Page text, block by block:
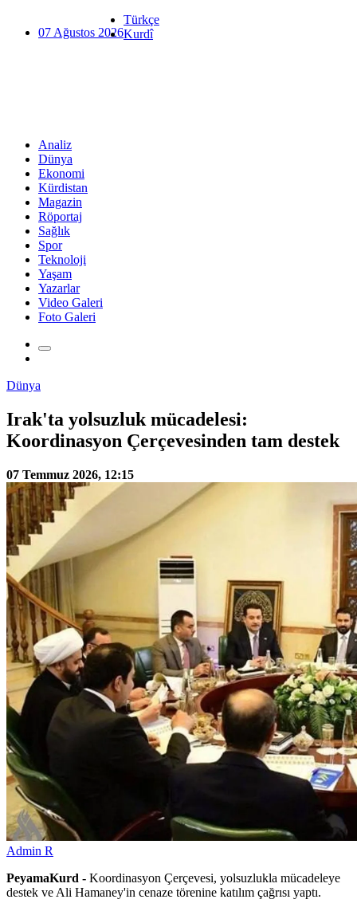
07 Ağustos 2026
Türkçe
Kurdî
Analiz
Dünya
Ekonomi
Kürdistan
Magazin
Röportaj
Sağlık
Spor
Teknoloji
Yaşam
Yazarlar
Video Galeri
Foto Galeri
Dünya
Irak'ta yolsuzluk mücadelesi:
Koordinasyon Çerçevesinden tam destek
07 Temmuz 2026, 12:15
Admin R
PeyamaKurd - Koordinasyon Çerçevesi, yolsuzlukla mücadeleye
destek ve Ali Hamaney'in cenaze törenine katılım çağrısı yaptı.